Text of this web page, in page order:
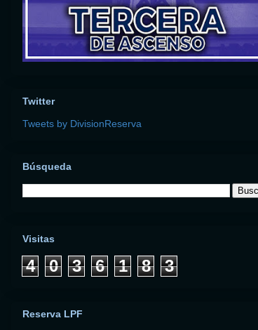
Twitter
Tweets by DivisionReserva
Búsqueda
Visitas
4 0 3 6 1 8 3
Reserva LPF